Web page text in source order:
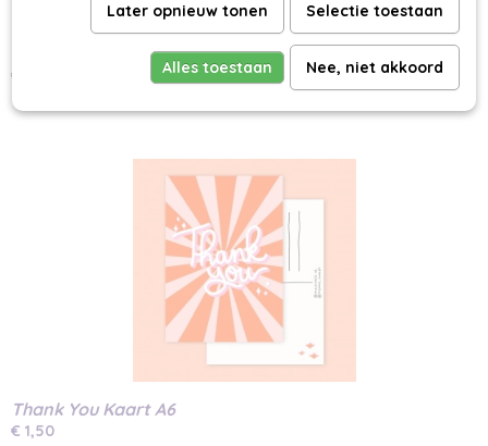
Stippeltjes Camper Bus Kaart A6
€ 1,50
Thank You Kaart A6
€ 1,50
Later opnieuw tonen Selectie toestaan
Alles toestaan Nee, niet akkoord